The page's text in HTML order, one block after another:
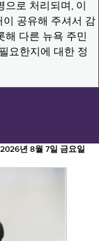
로 처리되며, 이
공유해 주셔서 감
해 다른 뉴욕 주민
요한지에 대한 정
2026년 8월 7일 금요일